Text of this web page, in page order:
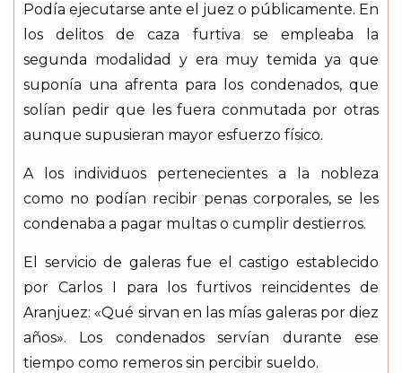
Podía ejecutarse ante el juez o públicamente. En
los delitos de caza furtiva se empleaba la
segunda modalidad y era muy temida ya que
suponía una afrenta para los condenados, que
solían pedir que les fuera conmutada por otras
aunque supusieran mayor esfuerzo físico.
A los individuos pertenecientes a la nobleza
como no podían recibir penas corporales, se les
condenaba a pagar multas o cumplir destierros.
El servicio de galeras fue el castigo establecido
por Carlos I para los furtivos reincidentes de
Aranjuez: «Qué sirvan en las mías galeras por diez
años». Los condenados servían durante ese
tiempo como remeros sin percibir sueldo.